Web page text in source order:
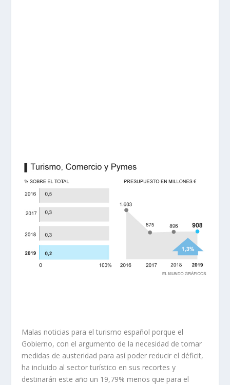
Malas noticias para el turismo español porque el
Gobierno, con el argumento de la necesidad de tomar
medidas de austeridad para así poder reducir el déficit,
ha incluido al sector turístico en sus recortes y
destinarán este año un 19,79% menos que para el